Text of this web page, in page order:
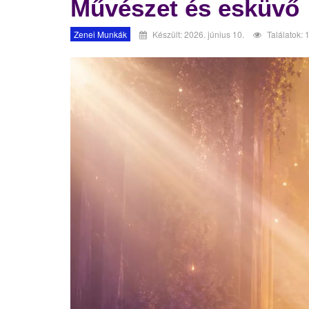
Művészet és esküvő
Zenei Munkák Készült: 2026. június 10. Találatok: